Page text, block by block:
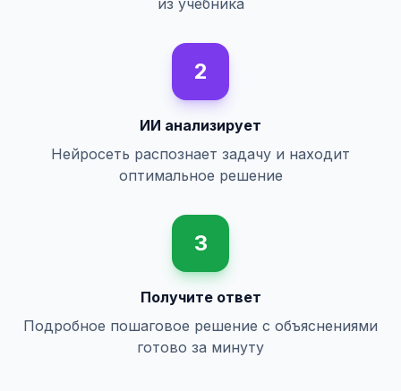
из учебника
2
ИИ анализирует
Нейросеть распознает задачу и находит
оптимальное решение
3
Получите ответ
Подробное пошаговое решение с объяснениями
готово за минуту